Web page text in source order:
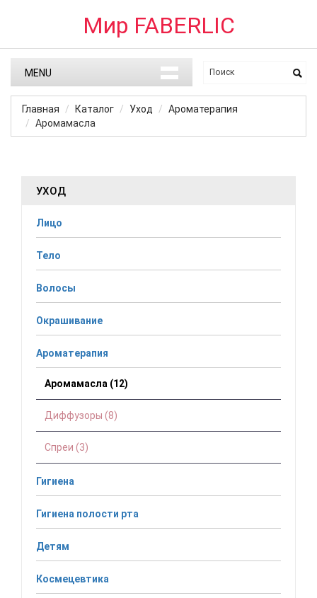
Мир FABERLIC
MENU
Главная Каталог Уход
Ароматерапия
Аромамасла
УХОД
Лицо
Тело
Волосы
Окрашивание
Ароматерапия
Аромамасла (12)
Диффузоры (8)
Спреи (3)
Гигиена
Гигиена полости рта
Детям
Космецевтика